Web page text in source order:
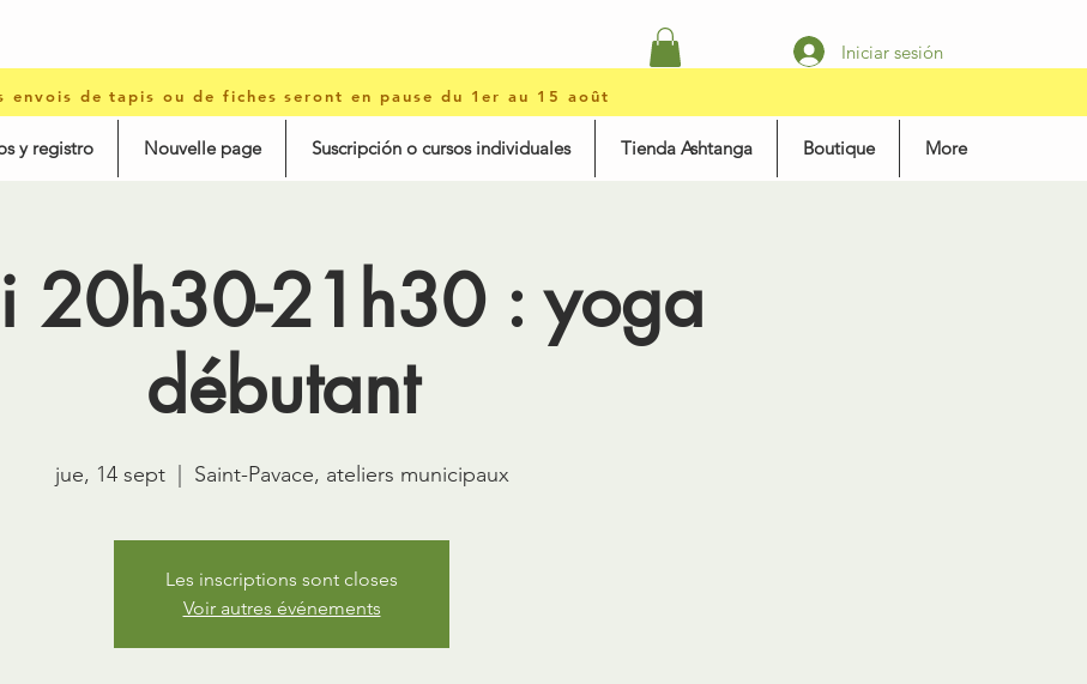
Iniciar sesión
envois de tapis ou de fiches seront en pause du 1er au 15 août
y registro Nouvelle page Suscripción o cursos individuales Tienda Ashtanga Boutique More
20h30-21h30 : yoga
débutant
jue, 14 sept
  |
Saint-Pavace, ateliers municipaux
Les inscriptions sont closes
Voir autres événements